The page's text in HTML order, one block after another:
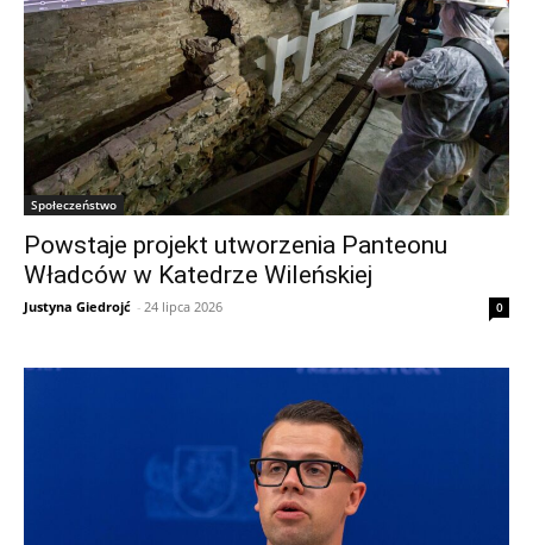
Społeczeństwo
Powstaje projekt utworzenia Panteonu
Władców w Katedrze Wileńskiej
Justyna Giedrojć - 24 lipca 2026 0